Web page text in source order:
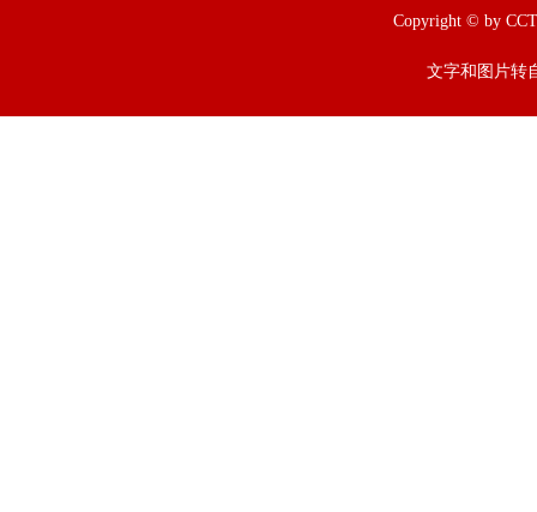
Copyright © by
文字和图片转